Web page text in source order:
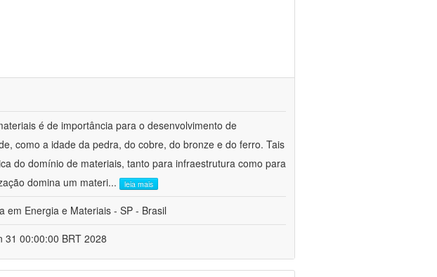
é de importância para o desenvolvimento de
como a idade da pedra, do cobre, do bronze e do ferro. Tais
do domínio de materiais, tanto para infraestrutura como para
domina um materi... leia mais
em Energia e Materiais - SP - Brasil
31 00:00:00 BRT 2028